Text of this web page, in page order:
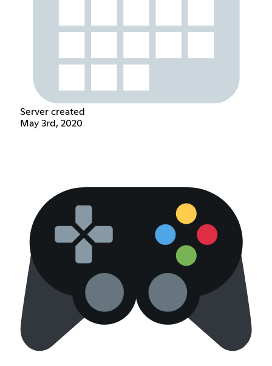
Server created
May 3rd, 2020